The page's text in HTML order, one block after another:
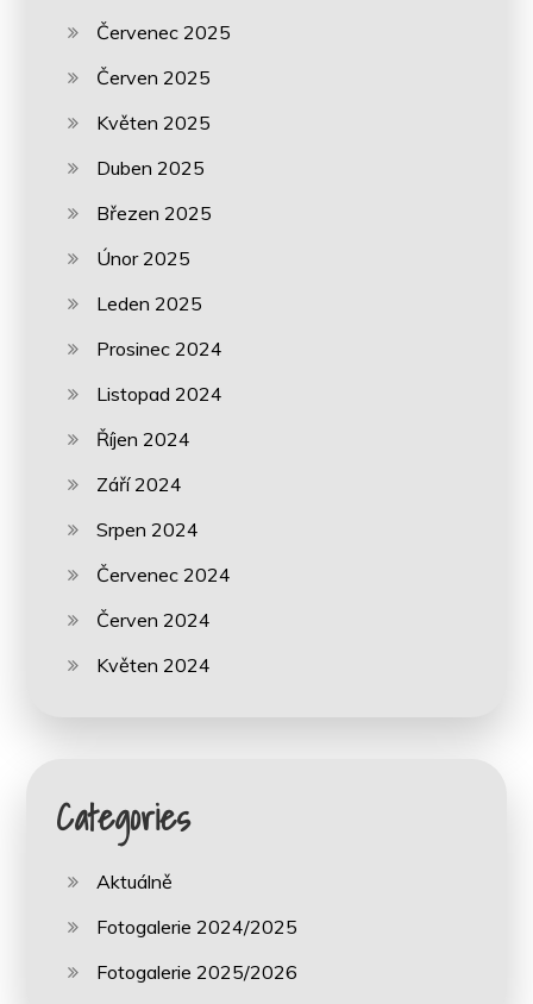
Červenec 2025
Červen 2025
Květen 2025
Duben 2025
Březen 2025
Únor 2025
Leden 2025
Prosinec 2024
Listopad 2024
Říjen 2024
Září 2024
Srpen 2024
Červenec 2024
Červen 2024
Květen 2024
Categories
Aktuálně
Fotogalerie 2024/2025
Fotogalerie 2025/2026